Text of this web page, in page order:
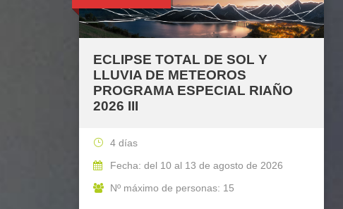
ECLIPSE TOTAL DE SOL Y
LLUVIA DE METEOROS
PROGRAMA ESPECIAL RIAÑO
2026 III
4 días
Fecha: del 10 al 13 de agosto de 2026
Nº máximo de personas: 15